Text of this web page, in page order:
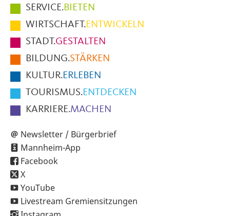
Hauptmenüpunkte
im
Fußbereich
der
Seite
SERVICE.BIETEN
WIRTSCHAFT.ENTWICKELN
STADT.GESTALTEN
BILDUNG.STÄRKEN
KULTUR.ERLEBEN
TOURISMUS.ENTDECKEN
KARRIERE.MACHEN
Newsletter / Bürgerbrief
Mannheim-App
Facebook
X
YouTube
Livestream Gremiensitzungen